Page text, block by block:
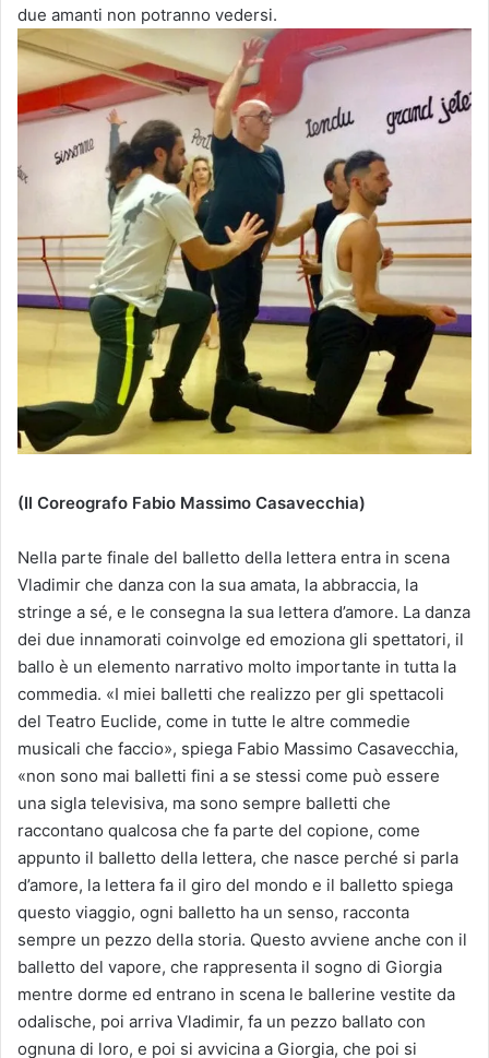
due amanti non potranno vedersi.
(Il Coreografo Fabio Massimo Casavecchia)
Nella parte finale del balletto della lettera entra in scena
Vladimir che danza con la sua amata, la abbraccia, la
stringe a sé, e le consegna la sua lettera d’amore. La danza
dei due innamorati coinvolge ed emoziona gli spettatori, il
ballo è un elemento narrativo molto importante in tutta la
commedia. «I miei balletti che realizzo per gli spettacoli
del Teatro Euclide, come in tutte le altre commedie
musicali che faccio», spiega Fabio Massimo Casavecchia,
«non sono mai balletti fini a se stessi come può essere
una sigla televisiva, ma sono sempre balletti che
raccontano qualcosa che fa parte del copione, come
appunto il balletto della lettera, che nasce perché si parla
d’amore, la lettera fa il giro del mondo e il balletto spiega
questo viaggio, ogni balletto ha un senso, racconta
sempre un pezzo della storia. Questo avviene anche con il
balletto del vapore, che rappresenta il sogno di Giorgia
mentre dorme ed entrano in scena le ballerine vestite da
odalische, poi arriva Vladimir, fa un pezzo ballato con
ognuna di loro, e poi si avvicina a Giorgia, che poi si